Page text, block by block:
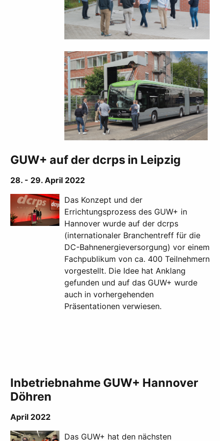
GUW+ auf der dcrps in Leipzig
28. - 29. April 2022
Das Konzept und der
Errichtungsprozess des GUW+ in
Hannover wurde auf der dcrps
(internationaler Branchentreff für die
DC-Bahnenergieversorgung) vor einem
Fachpublikum von ca. 400 Teilnehmern
vorgestellt. Die Idee hat Anklang
gefunden und auf das GUW+ wurde
auch in vorhergehenden
Präsentationen verwiesen.
Inbetriebnahme GUW+ Hannover
Döhren
April 2022
Das GUW+ hat den nächsten